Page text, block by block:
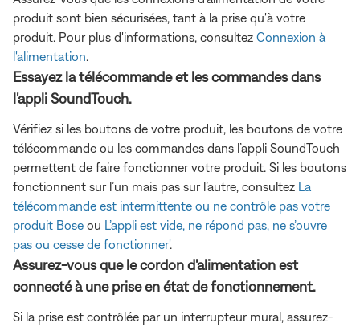
produit sont bien sécurisées, tant à la prise qu'à votre
produit. Pour plus d'informations, consultez Connexion à
l'alimentation.
Essayez la télécommande et les commandes dans
l'appli SoundTouch.
Vérifiez si les boutons de votre produit, les boutons de votre
télécommande ou les commandes dans l’appli SoundTouch
permettent de faire fonctionner votre produit. Si les boutons
fonctionnent sur l’un mais pas sur l’autre, consultez La
télécommande est intermittente ou ne contrôle pas votre
produit Bose ou L’appli est vide, ne répond pas, ne s’ouvre
pas ou cesse de fonctionner'.
Assurez-vous que le cordon d'alimentation est
connecté à une prise en état de fonctionnement.
Si la prise est contrôlée par un interrupteur mural, assurez-